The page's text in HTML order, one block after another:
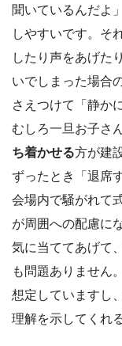
聞いているんだよ
しやすいです。そ
したり声をあげた
いでしまった場合
さえつけて「静か
むしろ一旦お子さ
ち着かせる方が建
ずったとき「退席
会場内で騒がれて
が周囲への配慮に
気に当ててあげて
も問題ありません
想定していますし
理解を示してくれ